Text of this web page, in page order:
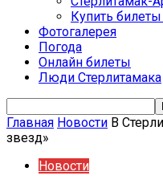
Купить
Фотогалерея
Погода
Онлайн билеты
Люди Стерлитамака
Главная Новости В
звезд»
Новости